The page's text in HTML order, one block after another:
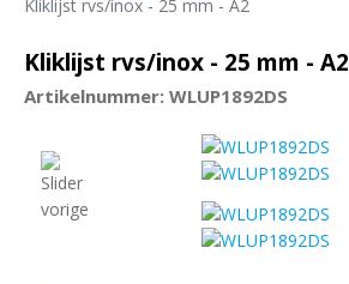
Kliklijst rvs/inox - 25 mm - A2
Kliklijst rvs/inox - 25 mm - A2
Artikelnummer: WLUP1892DS